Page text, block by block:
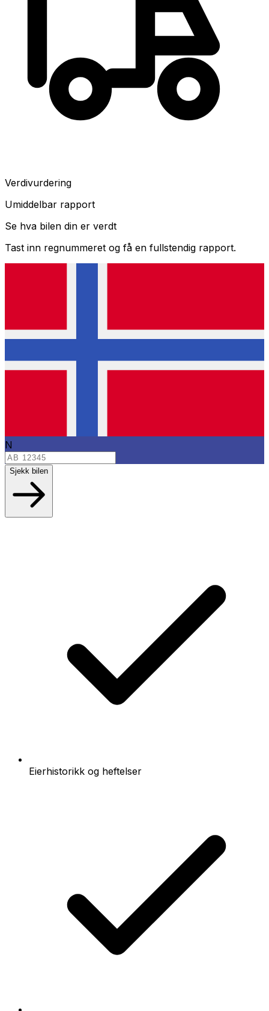
Verdivurdering
Umiddelbar rapport
Se hva bilen din er verdt
Tast inn regnummeret og få en fullstendig rapport.
N
Sjekk bilen
Eierhistorikk og heftelser